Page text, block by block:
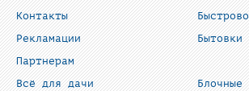
Контакты
Рекламации
Партнерам
Бытовки
Всё для дачи
Блочные